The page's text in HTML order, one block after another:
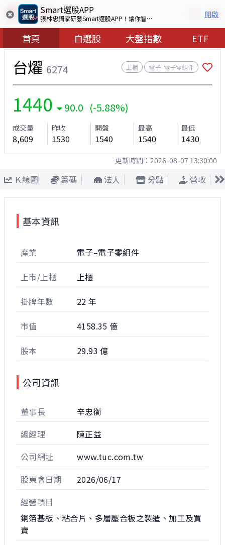
Smart選股APP
張林忠獨家研發Smart選股APP！讓你智慧看盤選出好股票 開啟
首頁 自選股 大盤指數 ETF
台燿 6274 上櫃 電子–電子零組件
1440 90.0 (-5.88%)
成交量
8,609
昨收
1530
開盤
1540
最高
1540
最低
1430
更新時間： 2026-08-07 13:30:00
Ｋ線圖 籌碼 法人 分點 營收
基本資訊
產業 電子–電子零組件
上市/上櫃 上櫃
掛牌年數 22 年
市值 4158.35 億
股本 29.93 億
公司資訊
董事長
辛忠衡
總經理
陳正益
公司網址
www.tuc.com.tw
股東會日期
2026/06/17
經營項目
銅箔基板、粘合片、多層壓合板之製造、加工及買
賣